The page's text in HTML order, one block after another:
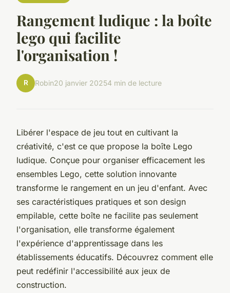
Rangement ludique : la boîte
lego qui facilite
l'organisation !
R Robin20 janvier 20254 min de lecture
Libérer l'espace de jeu tout en cultivant la
créativité, c'est ce que propose la boîte Lego
ludique. Conçue pour organiser efficacement les
ensembles Lego, cette solution innovante
transforme le rangement en un jeu d'enfant. Avec
ses caractéristiques pratiques et son design
empilable, cette boîte ne facilite pas seulement
l'organisation, elle transforme également
l'expérience d'apprentissage dans les
établissements éducatifs. Découvrez comment elle
peut redéfinir l'accessibilité aux jeux de
construction.